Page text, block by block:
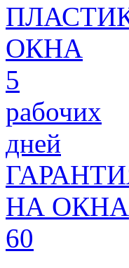
ОКНА
5
рабочих
дней
НА ОКНА
60